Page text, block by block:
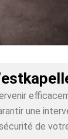
une
de